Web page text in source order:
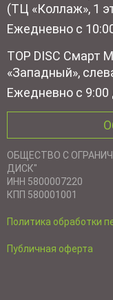
(ТЦ «Коллаж», 1
Ежедневно с
TOP DISC Смарт
«Западный»,
Ежедневно с 9:00
ОБЩЕСТВО С
ДИСК"
ИНН 5800007220
КПП 580001001
Политика обработки
Публичная оферта